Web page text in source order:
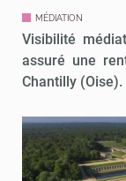
MÉDIATION
Visibilité
assuré une
Chantilly